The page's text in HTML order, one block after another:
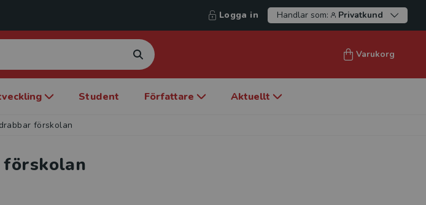
Logga in Handlar som: Privatkund
Varukorg
Student Författare Aktuellt
förskolan